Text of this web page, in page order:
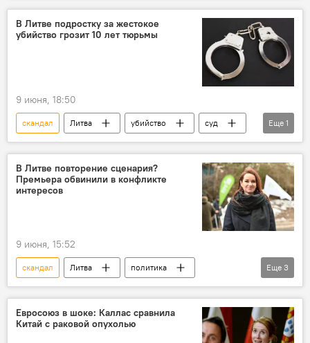
В Литве подростку за жестокое
убийство грозит 10 лет тюрьмы
9 июня, 18:50
скандал Литва убийство
суд
приговор
Еще 1
В Литве повторение сценария?
Премьера обвинили в конфликте
интересов
9 июня, 15:52
скандал Литва
политика
Инга Ругинене
деньги
Госканцелярия
Еще 3
Евросоюз в шоке: Каллас сравнила
Китай с раковой опухолью